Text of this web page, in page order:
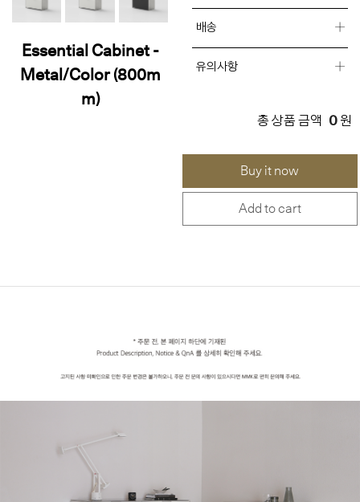
Essential Cabinet -
Metal/Color (800m
m)
배송
유의사항
총 상품 금액 0 원
Buy it now
Add to cart